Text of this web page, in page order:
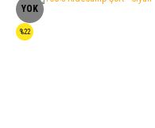
YOK
%22